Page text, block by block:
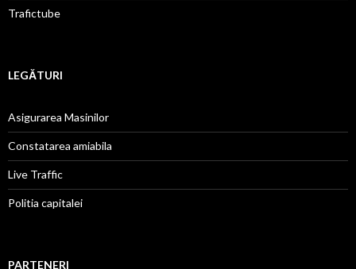
Trafictube
LEGĂTURI
Asigurarea Masinilor
Constatarea amiabila
Live Traffic
Politia capitalei
PARTENERI